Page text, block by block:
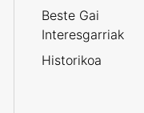
Beste Gai
Interesgarriak
Historikoa